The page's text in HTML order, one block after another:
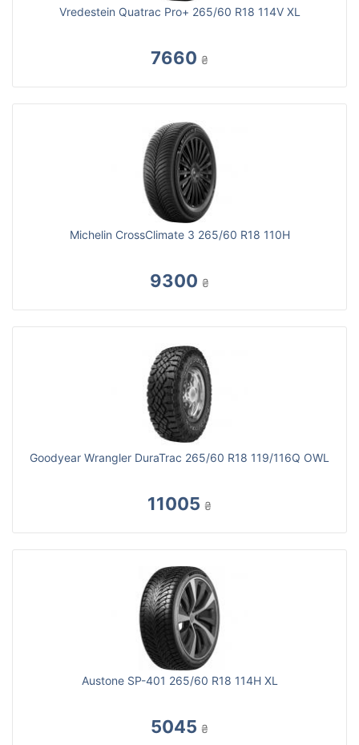
Vredestein Quatrac Pro+ 265/60 R18 114V XL
7660 ₴
Michelin CrossClimate 3 265/60 R18 110H
9300 ₴
Goodyear Wrangler DuraTrac 265/60 R18 119/116Q OWL
11005 ₴
Austone SP-401 265/60 R18 114H XL
5045 ₴